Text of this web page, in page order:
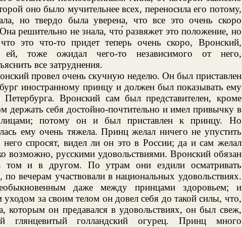
оно было мучительнее всех, переносила его потому,
но твердо была уверена, что все это очень скоро
решительно не знала, что́ развяжет это положение, но
это что-то придет теперь очень скоро, Вронский,
ей, тоже ожидал чего-то независимого от него,
все затруднения.
провел очень скучную неделю. Он был приставлен
иностранному принцу и должен был показывать ему
Петербурга. Вронский сам был представителен, кроме
держать себя достойно-почтительно и имел привычку в
потому он и был приставлен к принцу. Но
ему очень тяжела. Принц желал ничего не упустить
спросят, видел ли он это в России; да и сам желал
возможно, русскими удовольствиями. Вронский обязан
том и в другом. По утрам они ездили осматривать
по вечерам участвовали в национальных удовольствиях.
даже между принцами здоровьем; и
за своим телом он довел себя до такой силы, что,
которым он предавался в удовольствиях, он был свеж,
глянцевитый голландский огурец. Принц много